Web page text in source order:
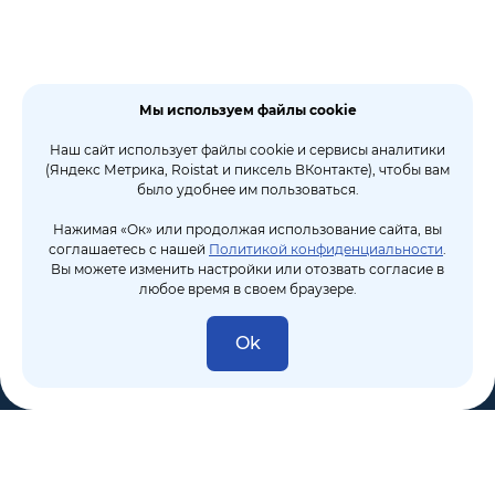
Мы используем файлы cookie
Наш сайт использует файлы cookie и сервисы аналитики
(Яндекс Метрика, Roistat и пиксель ВКонтакте), чтобы вам
было удобнее им пользоваться.
Нажимая «Ок» или продолжая использование сайта, вы
соглашаетесь с нашей Политикой конфиденциальности.
Вы можете изменить настройки или отозвать согласие в
любое время в своем браузере.
Ok